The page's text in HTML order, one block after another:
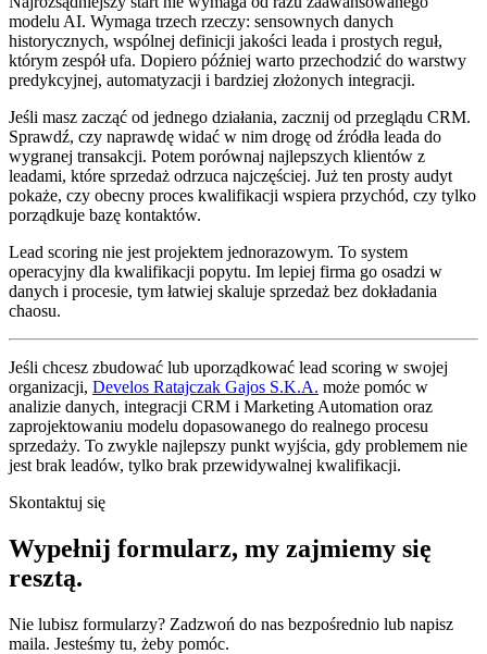
modelu AI. Wymaga trzech rzeczy: sensownych danych
historycznych, wspólnej definicji jakości leada i prostych reguł,
którym zespół ufa. Dopiero później warto przechodzić do warstwy
predykcyjnej, automatyzacji i bardziej złożonych integracji.
Jeśli masz zacząć od jednego działania, zacznij od przeglądu CRM.
Sprawdź, czy naprawdę widać w nim drogę od źródła leada do
wygranej transakcji. Potem porównaj najlepszych klientów z
leadami, które sprzedaż odrzuca najczęściej. Już ten prosty audyt
pokaże, czy obecny proces kwalifikacji wspiera przychód, czy tylko
porządkuje bazę kontaktów.
Lead scoring nie jest projektem jednorazowym. To system
operacyjny dla kwalifikacji popytu. Im lepiej firma go osadzi w
danych i procesie, tym łatwiej skaluje sprzedaż bez dokładania
chaosu.
Jeśli chcesz zbudować lub uporządkować lead scoring w swojej
organizacji, Develos Ratajczak Gajos S.K.A. może pomóc w
analizie danych, integracji CRM i Marketing Automation oraz
zaprojektowaniu modelu dopasowanego do realnego procesu
sprzedaży. To zwykle najlepszy punkt wyjścia, gdy problemem nie
jest brak leadów, tylko brak przewidywalnej kwalifikacji.
Skontaktuj się
Wypełnij formularz, my zajmiemy się
resztą.
Nie lubisz formularzy? Zadzwoń do nas bezpośrednio lub napisz
maila. Jesteśmy tu, żeby pomóc.